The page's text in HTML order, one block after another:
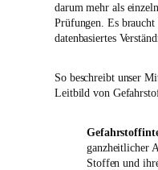
darum mehr als
Prüfungen. Es braucht
datenbasiertes
So beschreibt unser
Leitbild von
ganzheitlicher
Stoffen und